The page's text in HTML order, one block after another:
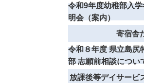
令和9年度幼稚部入
明会（案内）
寄宿舎
令和８年度 県立島尻
部 志願前相談につい
放課後等デイサービ